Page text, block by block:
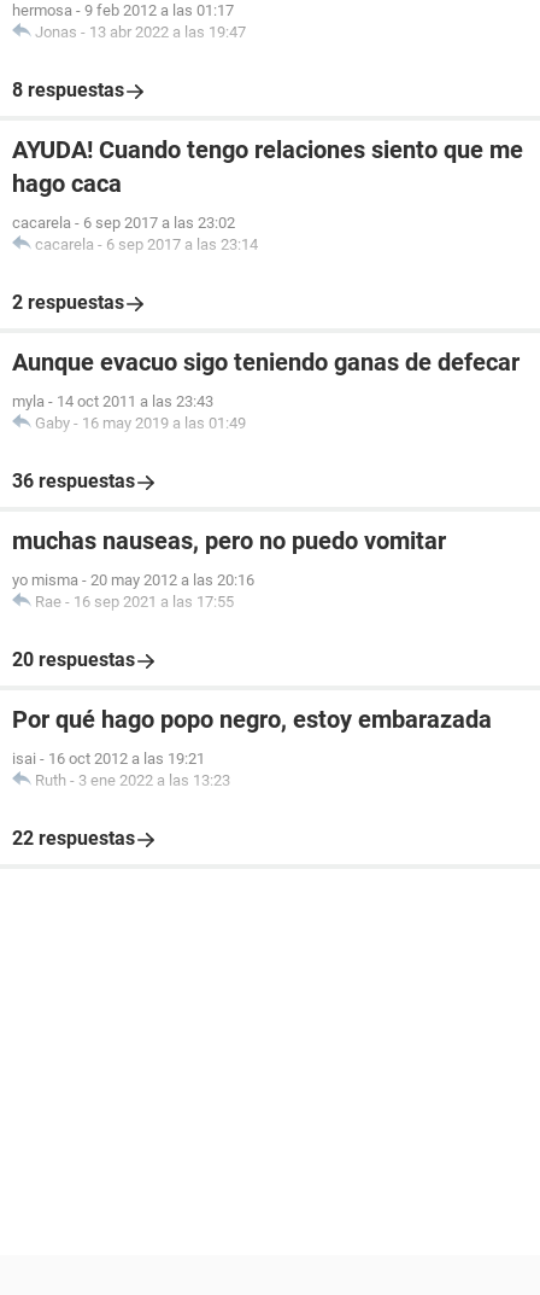
hermosa - 9 feb 2012 a las 01:17
Jonas - 13 abr 2022 a las 19:47
8 respuestas
AYUDA! Cuando tengo relaciones siento que me
hago caca
cacarela - 6 sep 2017 a las 23:02
cacarela - 6 sep 2017 a las 23:14
2 respuestas
Aunque evacuo sigo teniendo ganas de defecar
myla - 14 oct 2011 a las 23:43
Gaby - 16 may 2019 a las 01:49
36 respuestas
muchas nauseas, pero no puedo vomitar
yo misma - 20 may 2012 a las 20:16
Rae - 16 sep 2021 a las 17:55
20 respuestas
Por qué hago popo negro, estoy embarazada
isai - 16 oct 2012 a las 19:21
Ruth - 3 ene 2022 a las 13:23
22 respuestas